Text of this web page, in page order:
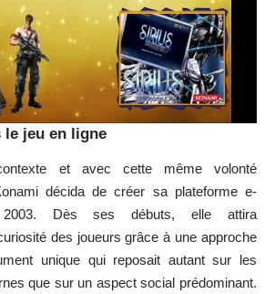
le jeu en ligne
et avec cette même volonté
décida de créer sa plateforme e-
2003. Dès ses débuts, elle attira
des joueurs grâce à une approche
unique qui reposait autant sur les
que sur un aspect social prédominant.